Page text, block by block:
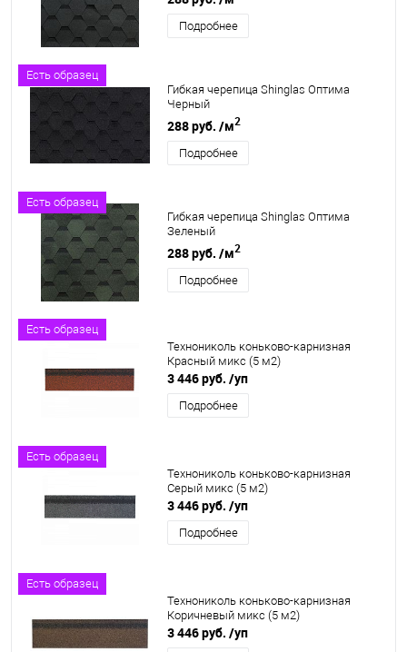
Подробнее
Есть образец
Гибкая черепица Shinglas Оптима
Черный
288 руб. /м2
Подробнее
Есть образец
Гибкая черепица Shinglas Оптима
Зеленый
288 руб. /м2
Подробнее
Есть образец
Технониколь коньково-карнизная
Красный микс (5 м2)
3 446 руб. /уп
Подробнее
Есть образец
Технониколь коньково-карнизная
Серый микс (5 м2)
3 446 руб. /уп
Подробнее
Есть образец
Технониколь коньково-карнизная
Коричневый микс (5 м2)
3 446 руб. /уп